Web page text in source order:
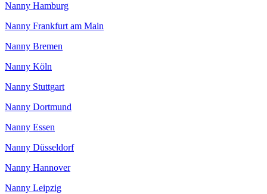
Nanny Hamburg
Nanny Frankfurt am Main
Nanny Bremen
Nanny Köln
Nanny Stuttgart
Nanny Dortmund
Nanny Essen
Nanny Düsseldorf
Nanny Hannover
Nanny Leipzig